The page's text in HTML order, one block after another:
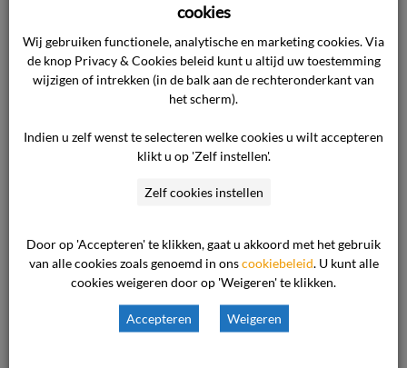
De cliënt is op 12 juni 2020 opgenomen op de
afdeling longgeneeskunde ter verdere analyse
en behandeling naar aanleiding van toenemende
kortademigheid. Omdat de cliënt fors heeft
gerookt behoort een onderliggend COPD tot de
mogelijkheden. Deze diagnose kan alleen met
een longfunctie bevestigd of uitgesloten
infectie en COVID uitgesloten waren, werd de
diagnose longfibrose als meest waarschijnlijke
verklaring gezien van zijn longlijden. De CT-
beelden zijn op 15 juni 2020 met de cliënt
cookies
Wij gebruiken functionele, analytische en marketing cookies. Via
de knop Privacy & Cookies beleid kunt u altijd uw toestemming
wijzigen of intrekken (in de balk aan de rechteronderkant van
het scherm).
Indien u zelf wenst te selecteren welke cookies u wilt accepteren
klikt u op 'Zelf instellen'.
Zelf cookies instellen
Door op 'Accepteren' te klikken, gaat u akkoord met het gebruik
van alle cookies zoals genoemd in onscookiebeleid . U kunt alle
cookies weigeren door op 'Weigeren' te klikken.
Accepteren Weigeren